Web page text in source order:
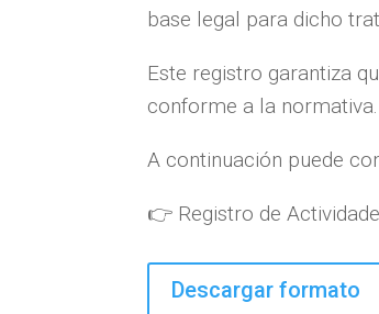
base legal para dicho
Este registro garantiza
conforme a la normativa.
A continuación puede
👉 Registro de
Descargar formato